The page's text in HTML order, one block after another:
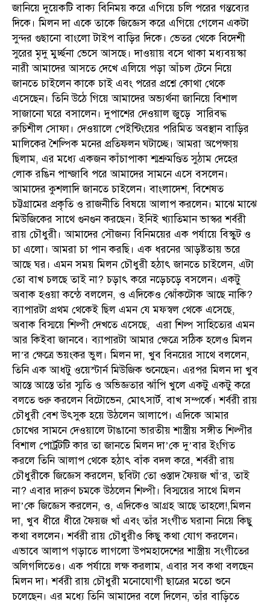
জানিয়ে দুয়েকটি বাক্য বিনিময় করে এগিয়ে চলি পরের গন্তব্যের
দিকে। মিলন দা একে তাকে জিজ্ঞেস করে এগিয়ে গেলেন একটা
সুন্দর গুছানো বাংলো টাইপ বাড়ির দিকে। ভেতর থেকে বিদেশী
সুরের মৃদু মুর্চ্ছনা ভেসে আসছে। দাওয়ায় বসে থাকা মধ্যবয়স্কা
নারী আমাদের আসতে দেখে এলিয়ে পড়া আঁচল টেনে নিয়ে
জানতে চাইলেন কাকে চাই এবং পরের প্রশ্নে কোথা থেকে
এসেছেন। তিনি উঠে গিয়ে আমাদের অভ্যর্থনা জানিয়ে বিশাল
সাজানো ঘরে বসালেন। দুপাশের দেওয়াল জুড়ে সারিবদ্ধ
রুচিশীল সোফা। দেওয়ালে পেইন্টিংয়ের পরিমিত অবস্থান বাড়ির
মালিকের শৈল্পিক মনের প্রতিফলন ঘটাচ্ছে। আমরা অপেক্ষায়
ছিলাম, এর মধ্যে একজন কাঁচাপাকা শ্মশ্রুমণ্ডিত সুঠাম দেহের
লোক রঙিন পান্জাবি পরে আমাদের সামনে এসে বসলেন।
আমাদের কুশলাদি জানতে চাইলেন। বাংলাদেশ, বিশেষত
চট্টগ্রামের প্রকৃতি ও রাজনীতি বিষয়ে আলাপ করলেন। মাঝে মাঝে
মিউজিকের সাথে গুনগুন করছেন। ইনিই খ্যাতিমান ভাস্কর শর্বরী
রায় চৌধুরী। আমাদের সৌজন্য বিনিময়ের এক পর্যায়ে বিস্কুট ও
চা এলো। আমরা চা পান করছি। এক ধরনের আড়ষ্টতায় ভরে
আছে ঘর। এমন সময় মিলন চৌধুরী হঠাৎ জানতে চাইলেন, এটা
তো বাখ চলছে তাই না? চড়াৎ করে নড়েচড়ে বসলেন। একটু
অবাক হওয়া কন্ঠে বললেন, ও এদিকেও ঝোঁকটোক আছে নাকি?
ব্যাপারটা প্রথম থেকেই ছিল এমন যে মফস্বল থেকে এসেছে,
অবাক বিস্ময়ে শিল্পী দেখতে এসেছে, এরা শিল্প সাহিত্যের এমন
আর কিইবা জানবে। ব্যাপারটা আমার ক্ষেত্রে সঠিক হলেও মিলন
দা’র ক্ষেত্রে ভয়ংকর ভুল। মিলন দা, খুব বিনয়ের সাথে বললেন,
তিনি এক আধটু ওয়েস্টার্ন মিউজিক শুনেছেন। এরপর মিলন দা খুব
আস্তে আস্তে তাঁর স্মৃতি ও অভিজ্ঞতার ঝাঁপি খুলে একটু একটু করে
বলতে শুরু করলেন বিটোভেন, মোৎসার্ট, বাখ সম্পর্কে। শর্বরী রায়
চৌধুরী বেশ উৎসুক হয়ে উঠলেন আলাপে। এদিকে আমার
চোখের সামনে দেওয়ালে টাঙানো ভারতীয় শাস্ত্রীয় সঙ্গীত শিল্পীর
বিশাল পোর্ট্রটটি কার তা জানতে মিলন দা’কে দু’বার ইংগিত
করলে তিনি আলাপ থেকে হঠাৎ বাঁক বদল করে, শর্বরী রায়
চৌধুরীকে জিজ্ঞেস করলেন, ছবিটা তো ওস্তাদ ফৈয়জ খাঁ’র, তাই
না? এবার দারুণ চমকে উঠলেন শিল্পী। বিস্ময়ের সাথে মিলন
দা’কে জিজ্ঞেস করলেন, ও, এদিকেও আগ্রহ আছে তাহলে!,মিলন
দা, খুব ধীরে ধীরে ফৈয়জ খাঁ এবং তাঁর সংগীত ঘরানা নিয়ে কিছু
কথা বললেন। শর্বরী রায় চৌধুরীও কিছু কথা যোগ করলেন।
এভাবে আলাপ গড়াতে লাগলো উপমহাদেশের শাস্ত্রীয় সংগীতের
অলিগলিতেও। এক পর্যায়ে লক্ষ করলাম, এবার সব কথা বলছেন
মিলন দা। শর্বরী রায় চৌধুরী মনোযোগী ছাত্রের মতো শুনে
চলেছেন। এর মধ্যে তিনি আমাদের বলে দিলেন, তাঁর বাড়িতে